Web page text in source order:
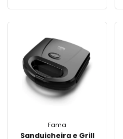
Fama
Sanduicheira e Grill